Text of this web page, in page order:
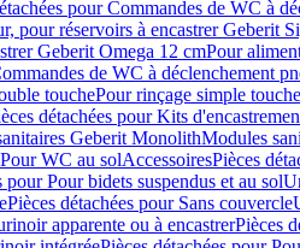
pour Commandes de WC à
pour réservoirs à encastrer Geberit
Geberit Omega 12 cmPour
de WC à déclenchement
touchePour rinçage simple touche
détachées pour Kits
Geberit MonolithModules
WC au solAccessoiresPièces
pour Pour bidets suspendus et au sol
Pièces détachées pour Sans couvercle
apparente ou à encastrerPièces